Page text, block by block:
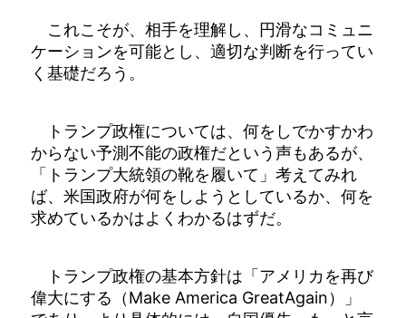
これこそが、相手を理解し、円滑なコミュニ
ケーションを可能とし、適切な判断を行ってい
く基礎だろう。
トランプ政権については、何をしでかすかわ
からない予測不能の政権だという声もあるが、
「トランプ大統領の靴を履いて」考えてみれ
ば、米国政府が何をしようとしているか、何を
求めているかはよくわかるはずだ。
トランプ政権の基本方針は「アメリカを再び
偉大にする（Make America GreatAgain）」